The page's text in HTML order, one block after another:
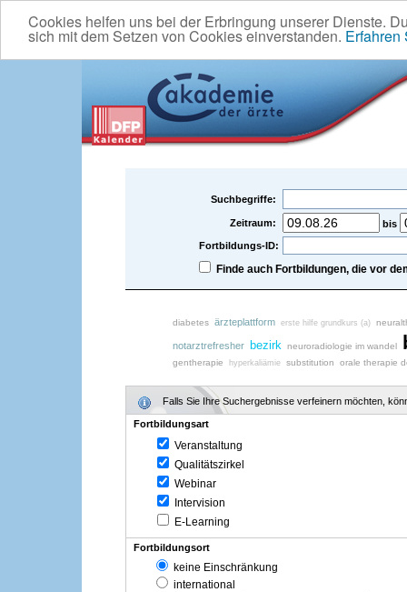
Cookies helfen uns bei der Erbringung unserer Dienste.
sich mit dem Setzen von Cookies einverstanden. Erfahren
Suchbegriffe:
Zeitraum:
bis
Fortbildungs-ID:
Finde auch Fortbildungen, die vor
diabetes ärzteplattform erste hilfe grundkurs (a)
notarztrefresher bezirk neuroradiologie im wandel
gentherapie hyperkaliämie substitution orale therapie
Falls Sie Ihre Suchergebnisse verfeinern möchten,
Fortbildungsart
Veranstaltung
Qualitätszirkel
Webinar
Intervision
E-Learning
Fortbildungsort
keine Einschränkung
international